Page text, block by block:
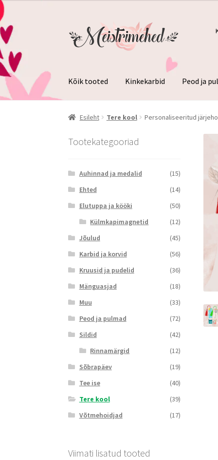
navigeerimisele
sisu
juurde
Kõik tooted Kinkekarbid Peod ja
Esileht Tere kool Personaliseeritud
Tootekategooriad
Auhinnad ja medalid
(15)
Ehted
(14)
Elutuppa ja kööki
(50)
Külmkapimagnetid
(12)
Jõulud
(45)
Karbid ja korvid
(56)
Kruusid ja pudelid
(36)
Mänguasjad
(18)
Muu
(33)
Peod ja pulmad
(72)
Sildid
(42)
Rinnamärgid
(12)
Sõbrapäev
(19)
Tee ise
(40)
Tere kool
(39)
Võtmehoidjad
(17)
Viimati lisatud tooted